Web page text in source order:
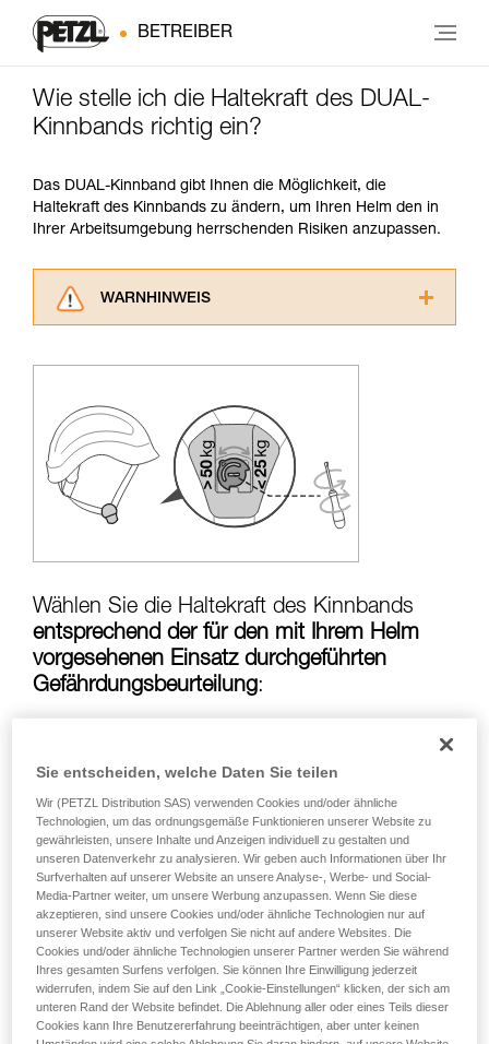
BETREIBER
Wie stelle ich die Haltekraft des DUAL-
Kinnbands richtig ein?
Das DUAL-Kinnband gibt Ihnen die Möglichkeit, die
Haltekraft des Kinnbands zu ändern, um Ihren Helm den in
Ihrer Arbeitsumgebung herrschenden Risiken anzupassen.
WARNHINWEIS
ziehen. Um diese Zusatzinformationen
verstehen zu können, müssen Sie zuerst die in
der Gebrauchsanweisung enthaltenen
Informationen richtig verstanden haben.
Die Beherrschung dieser Techniken setzt eine
entsprechende Ausbildung und ein spezielles
Sie ihn eigenständig durchführen.
Wir geben Beispiele für die mit Ihrer Aktivität
verbundenen Techniken. Möglicherweise gibt es
noch andere Techniken, die hier nicht
beschrieben werden.
Wählen Sie die Haltekraft des Kinnbands
entsprechend der für den mit Ihrem Helm
vorgesehenen Einsatz durchgeführten
Gefährdungsbeurteilung:
Risiko, dass der Helm bei einem Sturz vom
Kopf gerissen wird:Haltekraft des Kinnbands
in der Position über50 kg
Strangulationsrisiko, wenn sich der Helm
verfängt:Haltekraft des Kinnbands in der
Position unter25 kg
Sie entscheiden, welche Daten Sie teilen
Wir (PETZL Distribution SAS) verwenden Cookies und/oder ähnliche
Technologien, um das ordnungsgemäße Funktionieren unserer Website zu
gewährleisten, unsere Inhalte und Anzeigen individuell zu gestalten und
unseren Datenverkehr zu analysieren. Wir geben auch Informationen über Ihr
Surfverhalten auf unserer Website an unsere Analyse-, Werbe- und Social-
Media-Partner weiter, um unsere Werbung anzupassen. Wenn Sie diese
akzeptieren, sind unsere Cookies und/oder ähnliche Technologien nur auf
unserer Website aktiv und verfolgen Sie nicht auf andere Websites. Die
Cookies und/oder ähnliche Technologien unserer Partner werden Sie während
Ihres gesamten Surfens verfolgen. Sie können Ihre Einwilligung jederzeit
widerrufen, indem Sie auf den Link „Cookie-Einstellungen“ klicken, der sich am
unteren Rand der Website befindet. Die Ablehnung aller oder eines Teils dieser
Cookies kann Ihre Benutzererfahrung beeinträchtigen, aber unter keinen